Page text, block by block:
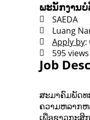
ພະນັກງານ
SAEDA
Luang
Apply by:
595 views
Job
ສະມາຄົມພັດທ
ຄວາມຫລາກຫ
ເພື່ອຊາວກະ